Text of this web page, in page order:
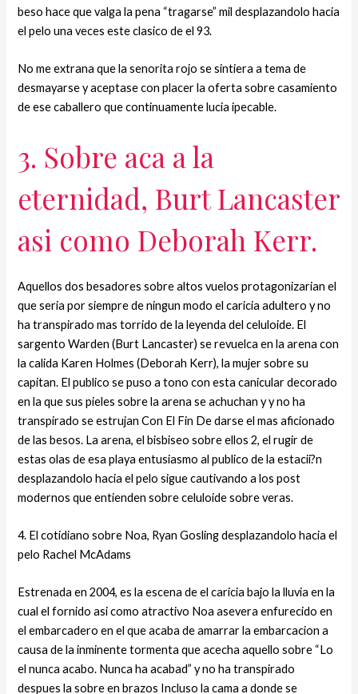
beso hace que valga la pena “tragarse” mil desplazandolo hacia
el pelo una veces este clasico de el 93.
No me extrana que la senorita rojo se sintiera a tema de
desmayarse y aceptase con placer la oferta sobre casamiento
de ese caballero que continuamente lucia ipecable.
3. Sobre aca a la
eternidad, Burt Lancaster
asi­ como Deborah Kerr.
Aquellos dos besadores sobre altos vuelos protagonizarian el
que seria por siempre de ningun modo el caricia adultero y no
ha transpirado mas torrido de la leyenda del celuloide. El
sargento Warden (Burt Lancaster) se revuelca en la arena con
la calida Karen Holmes (Deborah Kerr), la mujer sobre su
capitan. El publico se puso a tono con esta canicular decorado
en la que sus pieles sobre la arena se achuchan y y no ha
transpirado se estrujan Con El Fin De darse el mas aficionado
de las besos. La arena, el bisbiseo sobre ellos 2, el rugir de
estas olas de esa playa entusiasmo al publico de la estacii?n
desplazandolo hacia el pelo sigue cautivando a los post
modernos que entienden sobre celuloide sobre veras.
4. El cotidiano sobre Noa, Ryan Gosling desplazandolo hacia el
pelo Rachel McAdams
Estrenada en 2004, es la escena de el caricia bajo la lluvia en la
cual el fornido asi­ como atractivo Noa asevera enfurecido en
el embarcadero en el que acaba de amarrar la embarcacion a
causa de la inminente tormenta que acecha aquello sobre “Lo
el nunca acabo. Nunca ha acabad” y no ha transpirado
despues la sobre en brazos Incluso la cama a donde se